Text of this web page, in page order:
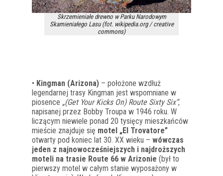
Skrzemieniałe drewno w Parku Narodowym
Skamieniałego Lasu (fot. wikipedia.org / creative
commons)
• Kingman (Arizona) – położone wzdłuż
legendarnej trasy Kingman jest wspomniane w
piosence „(Get Your Kicks On) Route Sixty Six”,
napisanej przez Bobby Troupa w 1946 roku. W
liczącym niewiele ponad 20 tysięcy mieszkańców
mieście znajduje się motel „El Trovatore”
otwarty pod koniec lat 30. XX wieku – wówczas
jeden z najnowocześniejszych i najdroższych
moteli na trasie Route 66 w Arizonie (był to
pierwszy motel w całym stanie wyposażony w